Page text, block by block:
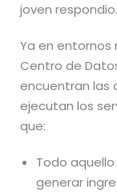
joven
Ya en entornos
Centro de
encuentran las
ejecutan los
que:
Todo
generar